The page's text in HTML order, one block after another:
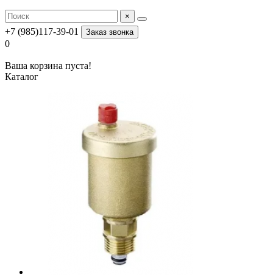
×
+7 (985)117-39-01 Заказ звонка
0
Ваша корзина пуста!
Каталог